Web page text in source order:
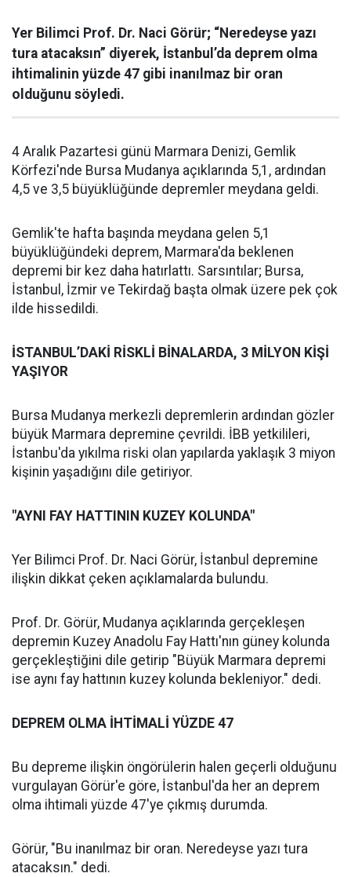
Yer Bilimci Prof. Dr. Naci Görür; “Neredeyse yazı
tura atacaksın” diyerek, İstanbul’da deprem olma
ihtimalinin yüzde 47 gibi inanılmaz bir oran
olduğunu söyledi.
4 Aralık Pazartesi günü Marmara Denizi, Gemlik
Körfezi'nde Bursa Mudanya açıklarında 5,1, ardından
4,5 ve 3,5 büyüklüğünde depremler meydana geldi.
Gemlik'te hafta başında meydana gelen 5,1
büyüklüğündeki deprem, Marmara'da beklenen
depremi bir kez daha hatırlattı. Sarsıntılar; Bursa,
İstanbul, İzmir ve Tekirdağ başta olmak üzere pek çok
ilde hissedildi.
İSTANBUL’DAKİ RİSKLİ BİNALARDA, 3 MİLYON KİŞİ
YAŞIYOR
Bursa Mudanya merkezli depremlerin ardından gözler
büyük Marmara depremine çevrildi. İBB yetkilileri,
İstanbu'da yıkılma riski olan yapılarda yaklaşık 3 miyon
kişinin yaşadığını dile getiriyor.
"AYNI FAY HATTININ KUZEY KOLUNDA"
Yer Bilimci Prof. Dr. Naci Görür, İstanbul depremine
ilişkin dikkat çeken açıklamalarda bulundu.
Prof. Dr. Görür, Mudanya açıklarında gerçekleşen
depremin Kuzey Anadolu Fay Hattı'nın güney kolunda
gerçekleştiğini dile getirip "Büyük Marmara depremi
ise aynı fay hattının kuzey kolunda bekleniyor." dedi.
DEPREM OLMA İHTİMALİ YÜZDE 47
Bu depreme ilişkin öngörülerin halen geçerli olduğunu
vurgulayan Görür'e göre, İstanbul'da her an deprem
olma ihtimali yüzde 47'ye çıkmış durumda.
Görür, "Bu inanılmaz bir oran. Neredeyse yazı tura
atacaksın." dedi.